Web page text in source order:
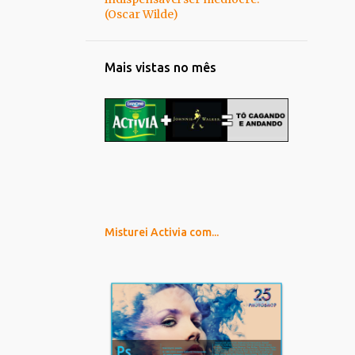
(Oscar Wilde)
Mais vistas no mês
Misturei Activia com...